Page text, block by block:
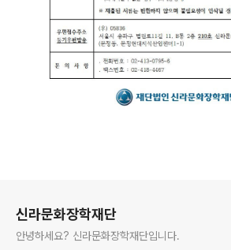
신라문화장학재단
안녕하세요? 신라문화장학재단입니다.